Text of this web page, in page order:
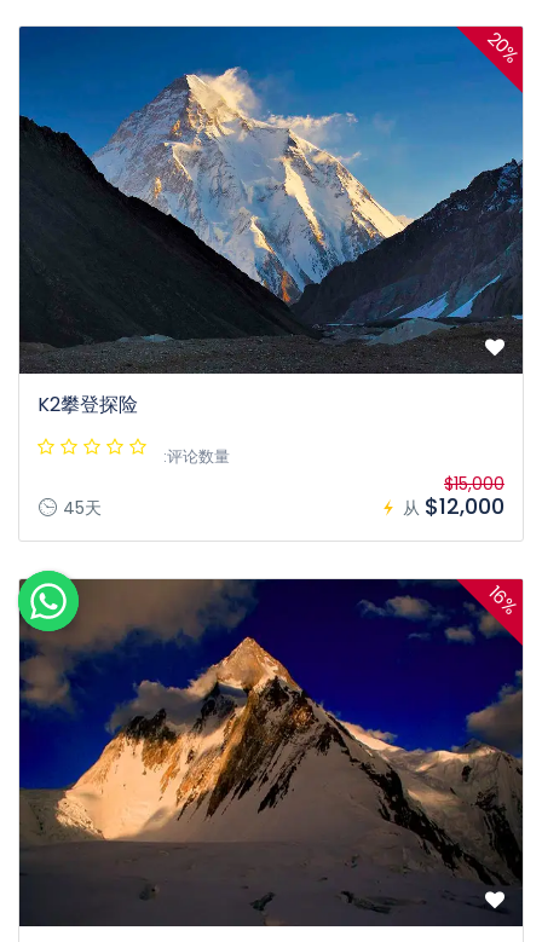
20%
K2攀登探险
:评论数量
45天 从
$15,000
$12,000
16%